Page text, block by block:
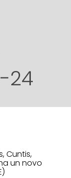
24
Cuntis,
un novo